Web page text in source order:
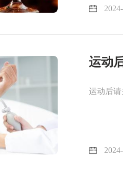
运动
运动后